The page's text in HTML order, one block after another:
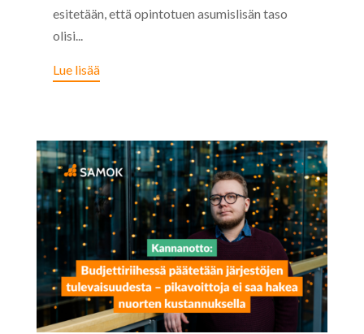
esitetään, että opintotuen asumislisän taso
olisi...
Lue lisää